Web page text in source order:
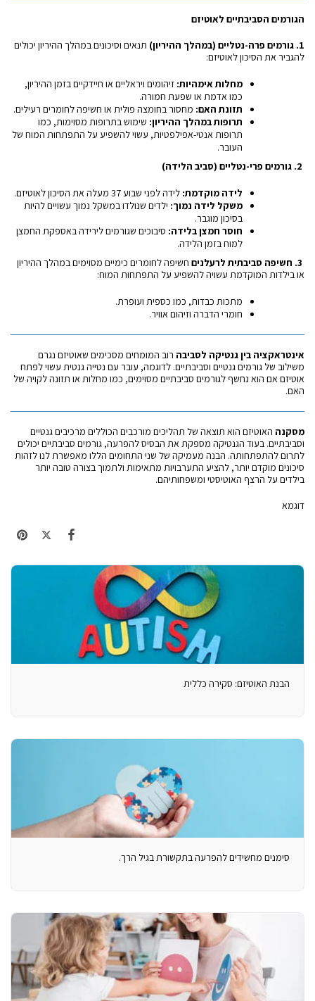
הגורמים הסביבתיים לאוטיזם
1. גורמים פרה-נטליים (במהלך ההיריון) תנאים וסיכונים במהלך ההיריון יכולים
להגביר את הסיכון לאוטיזם:
מחלות אימהיות: זיהומים ויראליים או חיידקיים בזמן ההיריון,
כמו אדמת או שפעת חמורה.
תזונת האם: מחסור בחומצה פולית או חשיפה לחומרים רעילים.
תרופות במהלך ההיריון: שימוש בתרופות מסוימות, כמו
תרופות אנטי-אפילפטיות, עשוי להשפיע על התפתחות המוח של
העובר.
2. גורמים פרי-נטליים (סביב הלידה)
לידה מוקדמת: לידה לפני שבוע 37 מעלה את הסיכון לאוטיזם.
משקל לידה נמוך: ילדים שנולדו במשקל נמוך עשויים להיות
בסיכון מוגבר.
חוסר חמצן בלידה: סיבוכים שגורמים לירידה באספקת החמצן
למוח בזמן הלידה.
3. חשיפה סביבתית לרעלנים חשיפה לחומרים כימיים מסוימים במהלך ההיריון
או בילדות המוקדמת עשויה להשפיע על התפתחות המוח:
מתכות כבדות, כמו כספית ועופרת.
חומרי הדברה וזיהום אוויר.
אינטראקציה בין גנטיקה לסביבה רוב המומחים מסכימים שאוטיזם נגרם
משילוב של גורמים גנטיים וסביבתיים. לדוגמה, עובר עם נטייה גנטית עשוי לפתח
אוטיזם אם הוא נחשף לגורמים סביבתיים מסוימים, כמו מחלות או תזונה לקויה של
האם.
מסקנה האוטיזם הוא תוצאה של תהליכים מורכבים הכוללים מרכיבים גנטיים
וסביבתיים. בעוד הגנטיקה מספקת את הבסיס להפרעה, גורמים סביבתיים יכולים
לתרום להתפתחותה. הבנה מעמיקה של שני התחומים הללו מאפשרת לנו לזהות
סיכונים מוקדם יותר, להציע התערבויות מתאימות ולתמוך בצורה טובה יותר
בילדים על הרצף האוטיסטי ומשפחותיהם.
דוגמא
הבנת האוטיזם: סקירה כללית
סימנים מחשידים להפרעה בתקשורת בגיל הרך.